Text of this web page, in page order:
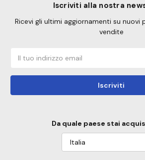
Iscriviti alla nostra
Ricevi gli ultimi aggiornamenti su
vendite
email
Da quale paese stai